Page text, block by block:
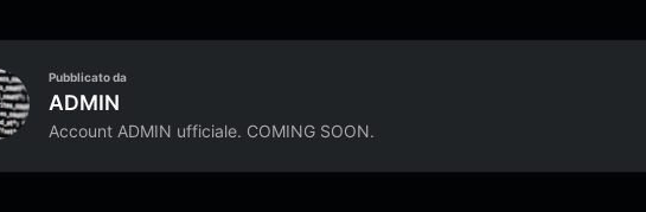
Pubblicato da
ADMIN
Account ADMIN ufficiale. COMING SOON.